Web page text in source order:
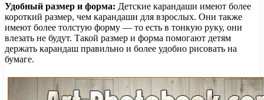
Удобный размер и форма: Детские карандаши имеют более
короткий размер, чем карандаши для взрослых. Они также
имеют более толстую форму — то есть в тонкую руку, они
влезать не будут. Такой размер и форма помогают детям
держать карандаш правильно и более удобно рисовать на
бумаге.